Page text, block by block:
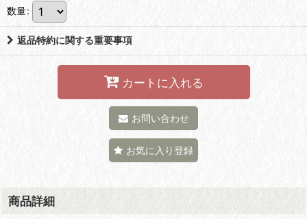
数量:
返品特約に関する重要事項
カートに入れる
お問い合わせ
お気に入り登録
商品詳細